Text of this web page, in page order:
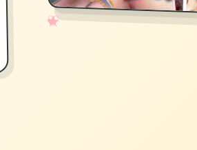
✧
♡
★
♥